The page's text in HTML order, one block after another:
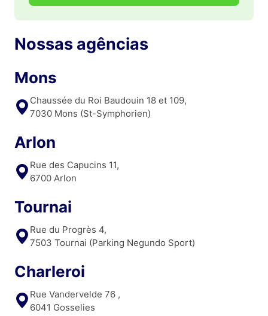
Nossas agências
Mons
Chaussée du Roi Baudouin 18 et 109,
7030 Mons (St-Symphorien)
Arlon
Rue des Capucins 11,
6700 Arlon
Tournai
Rue du Progrès 4,
7503 Tournai (Parking Negundo Sport)
Charleroi
Rue Vandervelde 76 ,
6041 Gosselies